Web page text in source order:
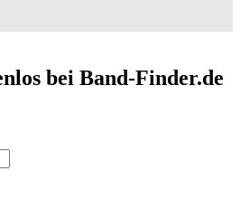
bei Band-Finder.de